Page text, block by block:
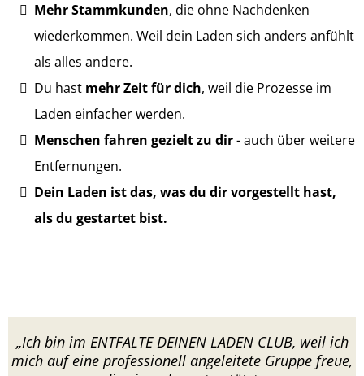
Mehr Stammkunden, die ohne Nachdenken
wiederkommen. Weil dein Laden sich anders anfühlt
als alles andere.
Du hast mehr Zeit für dich, weil die Prozesse im
Laden einfacher werden.
Menschen fahren gezielt zu dir- auch über weitere
Entfernungen.
Dein Laden ist das, was du dir vorgestellt hast,
als du gestartet bist.
„Ich bin im ENTFALTE DEINEN LADEN CLUB, weil ich
mich auf eine professionell angeleitete Gruppe freue,